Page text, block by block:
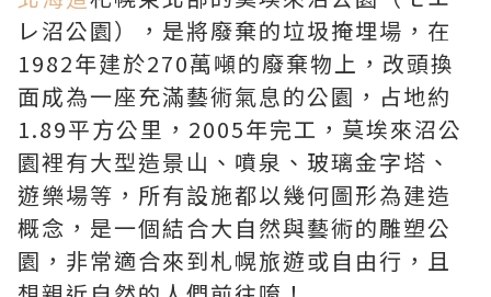
レ沼公園），是將廢棄的垃圾掩埋場，在
1982年建於270萬噸的廢棄物上，改頭換
面成為一座充滿藝術氣息的公園，占地約
1.89平方公里，2005年完工，莫埃來沼公
園裡有大型造景山、噴泉、玻璃金字塔、
遊樂場等，所有設施都以幾何圖形為建造
概念，是一個結合大自然與藝術的雕塑公
園，非常適合來到札幌旅遊或自由行，且